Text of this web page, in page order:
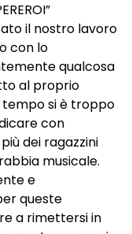
il nostro lavoro
con lo
qualcosa
al proprio
tempo si è troppo
con
dei ragazzini
musicale.
e
queste
a rimettersi in